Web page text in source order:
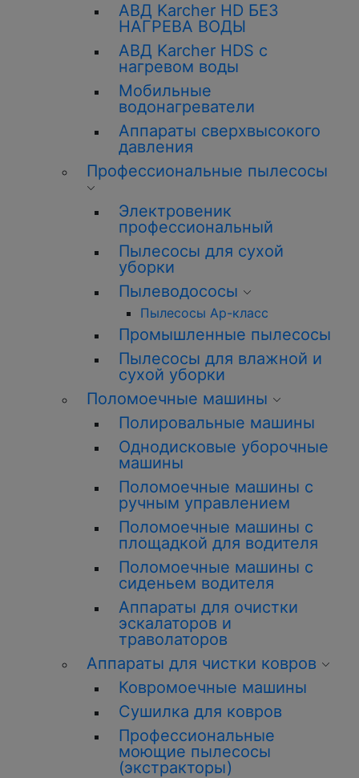
АВД Karcher HD БЕЗ
НАГРЕВА ВОДЫ
АВД Karcher HDS с
нагревом воды
Мобильные
водонагреватели
Аппараты сверхвысокого
давления
Профессиональные пылесосы
Электровеник
профессиональный
Пылесосы для сухой
уборки
Пылеводососы
Пылесосы Ар-класс
Промышленные пылесосы
Пылесосы для влажной и
сухой уборки
Поломоечные машины
Полировальные машины
Однодисковые уборочные
машины
Поломоечные машины с
ручным управлением
Поломоечные машины с
площадкой для водителя
Поломоечные машины с
сиденьем водителя
Аппараты для очистки
эскалаторов и
траволаторов
Аппараты для чистки ковров
Ковромоечные машины
Сушилка для ковров
Профессиональные
моющие пылесосы
(экстракторы)